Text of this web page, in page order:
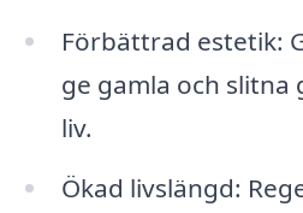
Förbättrad estetik:
ge gamla och
liv.
Ökad livslängd: